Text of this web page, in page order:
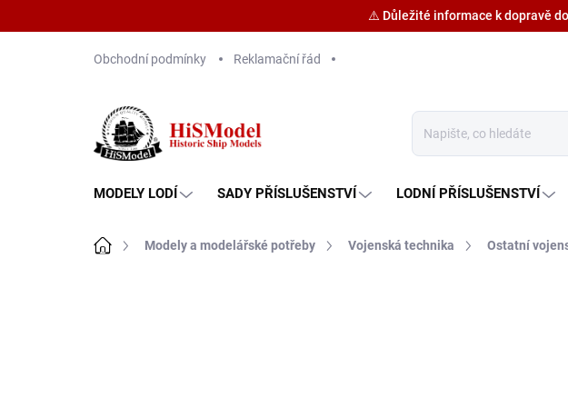
Obchodní podmínky Reklamační řád
MODELY LODÍ SADY PŘÍSLUŠENSTVÍ LODNÍ PŘÍSLUŠENSTVÍ
Domů Modely a modelářské potřeby Vojenská technika Ostatní
⚠️ Důležité informace k dopravě do